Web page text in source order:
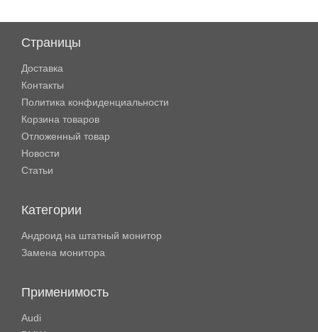
Страницы
Доставка
Контакты
Политика конфиденциальности
Корзина товаров
Отложенный товар
Новости
Статьи
Категории
Андроид на штатный монитор
Замена монитора
Применимость
Audi